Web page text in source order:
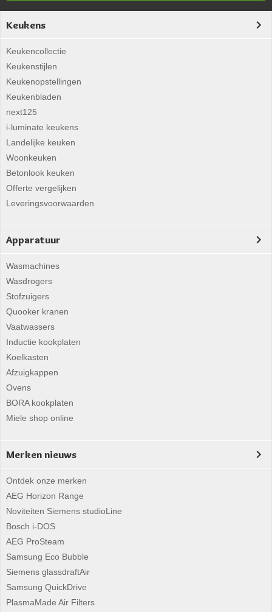
Keukens
Keukencollectie
Keukenstijlen
Keukenopstellingen
Keukenbladen
next125
i-luminate keukens
Landelijke keuken
Woonkeuken
Betonlook keuken
Offerte vergelijken
Leveringsvoorwaarden
Apparatuur
Wasmachines
Wasdrogers
Stofzuigers
Quooker kranen
Vaatwassers
Inductie kookplaten
Koelkasten
Afzuigkappen
Ovens
BORA kookplaten
Miele shop online
Merken nieuws
Ontdek onze merken
AEG Horizon Range
Noviteiten Siemens studioLine
Bosch i-DOS
AEG ProSteam
Samsung Eco Bubble
Siemens glassdraftAir
Samsung QuickDrive
PlasmaMade Air Filters